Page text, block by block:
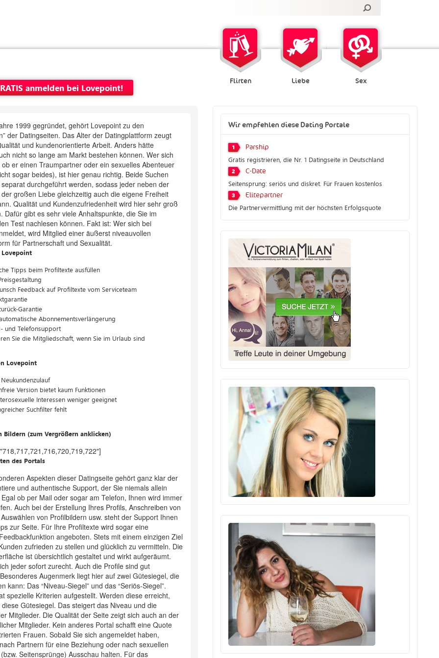
Flirten Liebe Sex
anmelden bei Lovepoint!
1999 gegründet, gehört Lovepoint zu den
der Datingseiten. Das Alter der Datingplattform zeugt
und kundenorientierte Arbeit. Anders hätte
nicht so lange am Markt bestehen können. Wer sich
er einen Traumpartner oder ein sexuelles Abenteuer
sogar beides), ist hier genau richtig. Beide Suchen
durchgeführt werden, sodass jeder neben der
großen Liebe gleichzeitig auch die eigene Freiheit
Qualität und Kundenzufriedenheit wird hier sehr groß
Dafür gibt es sehr viele Anhaltspunkte, die Sie im
Test nachlesen können. Fakt ist: Wer sich bei
wird Mitglied einer äußerst niveauvollen
für Partnerschaft und Sexualität.
Tipps beim Profiltexte ausfüllen
Feedback auf Profiltexte vom Serviceteam
Garantie
Abonnementsverlängerung
und Telefonsupport
Sie die Mitgliedschaft, wenn Sie im Urlaub sind
Lovepoint
Version bietet kaum Funktionen
Interessen weniger geeignet
Suchfilter fehlt
Bildern (zum Vergrößern anklicken)
des Portals
Aspekten dieser Datingseite gehört ganz klar der
und authentische Support, der Sie niemals allein
ob per Mail oder sogar am Telefon, Ihnen wird immer
Auch bei der Erstellung Ihres Profils, Anschreiben von
von Profilbildern usw. steht der Support Ihnen
zur Seite. Für Ihre Profiltexte wird sogar eine
angeboten. Stets mit einem einzigen Ziel
zufrieden zu stellen und glücklich zu vermitteln. Die
ist übersichtlich gestaltet und wirkt aufgeräumt.
jeder sofort zurecht. Auch die Profile sind gut
Augenmerk liegt hier auf zwei Gütesiegel, die
kann: Das “Niveau-Siegel” und das “Seriös-Siegel”.
spezielle Kriterien aufgestellt. Werden diese erreicht,
Gütesiegel. Das steigert das Niveau und die
Mitglieder. Die Qualität der Seite zeigt sich auch an der
Mitglieder. Kein anderes Portal schafft eine Quote
Frauen. Sobald Sie sich angemeldet haben,
Partnern für eine Beziehung oder nach sexuellen
Seitensprünge) Ausschau halten. Für das
Wir empfehlen diese Dating Portale
1 Parship
Gratis registrieren, die Nr. 1 Datingseite in Deutschland
2 C-Date
Seitensprung: seriös und diskret. Für Frauen kostenlos
3 Elitepartner
Die Partnervermittlung mit der höchsten Erfolgsquote